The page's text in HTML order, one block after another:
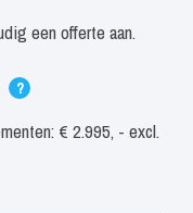
een offerte aan.
?
€ 2.995, - excl.